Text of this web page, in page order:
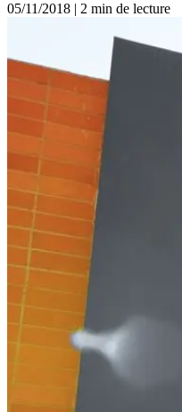
05/11/2018 | 2 min de lecture